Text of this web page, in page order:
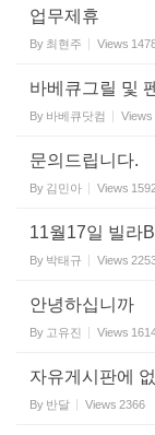
업무제휴
By 최현주 Views
바베큐그릴 및
By 바베큐닷컴 Views
문의드립니다.
By 김민아 Views
11월17일 빌라
By 박태규 Views
안녕하십니까
By 고유진 Views
자유게시판에
By 반달 Views 2366